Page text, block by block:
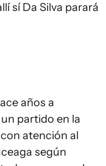
sí Da Silva parará
años a
partido en la
atención al
según